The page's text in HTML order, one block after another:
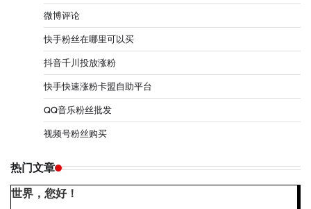
微博评论
快手粉丝在哪里可以买
抖音千川投放涨粉
快手快速涨粉卡盟自助平台
QQ音乐粉丝批发
视频号粉丝购买
热门文章
世界，您好！